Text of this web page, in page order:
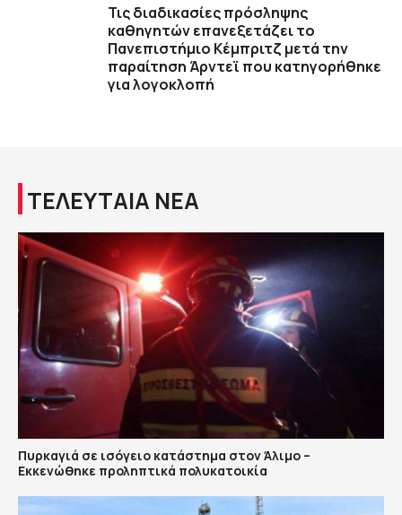
Τις διαδικασίες πρόσληψης
καθηγητών επανεξετάζει το
Πανεπιστήμιο Κέμπριτζ μετά την
παραίτηση Άρντεϊ που κατηγορήθηκε
για λογοκλοπή
ΤΕΛΕΥΤΑΙΑ ΝΕΑ
Πυρκαγιά σε ισόγειο κατάστημα στον Άλιμο –
Εκκενώθηκε προληπτικά πολυκατοικία